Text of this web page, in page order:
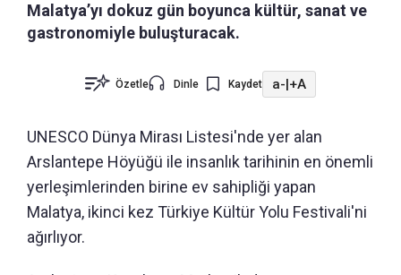
Malatya’yı dokuz gün boyunca kültür, sanat ve
gastronomiyle buluşturacak.
Özetle Dinle Kaydet a-|+A
UNESCO Dünya Mirası Listesi'nde yer alan
Arslantepe Höyüğü ile insanlık tarihinin en önemli
yerleşimlerinden birine ev sahipliği yapan
Malatya, ikinci kez Türkiye Kültür Yolu Festivali'ni
ağırlıyor.